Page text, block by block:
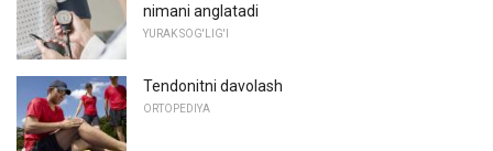
nimani anglatadi
YURAK SOG'LIG'I
Tendonitni davolash
ORTOPEDIYA